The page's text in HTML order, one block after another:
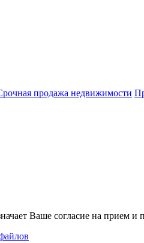
продажа недвижимости
Ваше согласие на прием и